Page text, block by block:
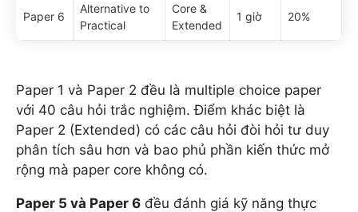
Paper 6
Alternative to
Practical
Core &
Extended
1 giờ 20%
Paper 1 và Paper 2 đều là multiple choice paper
với 40 câu hỏi trắc nghiệm. Điểm khác biệt là
Paper 2 (Extended) có các câu hỏi đòi hỏi tư duy
phân tích sâu hơn và bao phủ phần kiến thức mở
rộng mà paper core không có.
Paper 5 và Paper 6 đều đánh giá kỹ năng thực